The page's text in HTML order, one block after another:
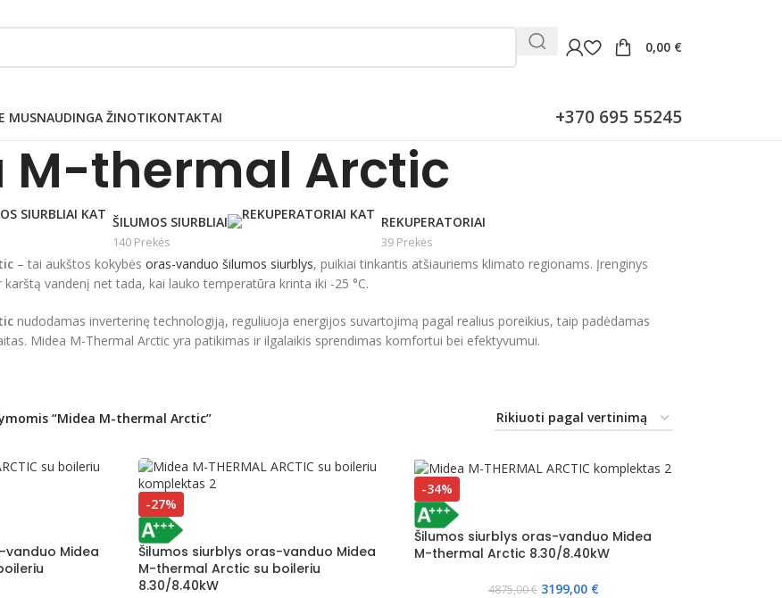
0,00 €
MUSNAUDINGA ŽINOTIKONTAKTAI +370 695 55245
M-thermal Arctic
ŠILUMOS SIURBLIAI
140 Prekės
REKUPERATORIAI
39 Prekės
– tai aukštos kokybės oras-vanduo šilumos siurblys, puikiai tinkantis atšiauriems klimato regionams. Įrenginys
vandenį net tada, kai lauko temperatūra krinta iki -25 °C.
nudodamas inverterinę technologiją, reguliuoja energijos suvartojimą pagal realius poreikius, taip padėdamas
Midea M-Thermal Arctic yra patikimas ir ilgalaikis sprendimas komfortui bei efektyvumui.
“Midea M-thermal Arctic”
vanduo Midea
-27%
Šilumos siurblys oras-vanduo Midea
M-thermal Arctic su boileriu
8.30/8.40kW
-34%
Šilumos siurblys oras-vanduo Midea
M-thermal Arctic 8.30/8.40kW
4875,00€ 3199,00 €